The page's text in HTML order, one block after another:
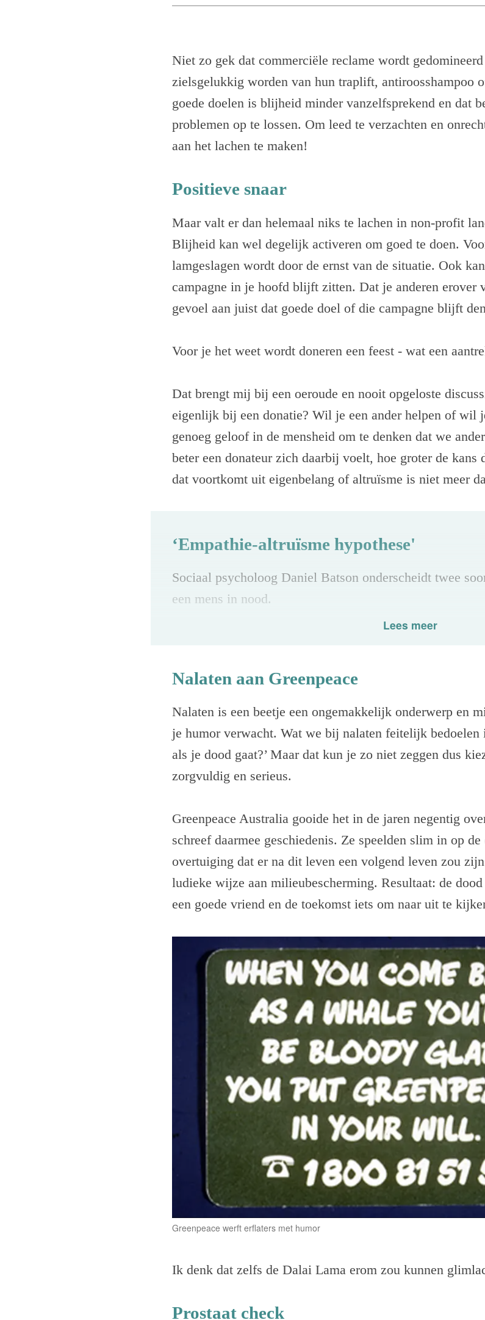
Niet zo gek dat commerciële reclame wordt
zielsgelukkig worden van hun traplift, antiroosshampoo
goede doelen is blijheid minder vanzelfsprekend en dat
problemen op te lossen. Om leed te verzachten en
aan het lachen te maken!
Positieve snaar
Maar valt er dan helemaal niks te lachen in non-profit
Blijheid kan wel degelijk activeren om goed te doen.
lamgeslagen wordt door de ernst van de situatie. Ook
campagne in je hoofd blijft zitten. Dat je anderen erover
gevoel aan juist dat goede doel of die campagne blijft
Voor je het weet wordt doneren een feest - wat een
Dat brengt mij bij een oeroude en nooit opgeloste
eigenlijk bij een donatie? Wil je een ander helpen of wil
genoeg geloof in de mensheid om te denken dat we
beter een donateur zich daarbij voelt, hoe groter de
dat voortkomt uit eigenbelang of altruïsme is niet meer
‘Empathie-altruïsme hypothese'
Sociaal psycholoog Daniel Batson onderscheidt twee
een mens in nood.
Je voelt je rot. Je doneert dan om je beter te voelen en
onderzoek van psycholoog Rick Snyder toont aan dat
motief vaak een langduriger karakter heeft.
Lees meer
Nalaten aan Greenpeace
Nalaten is een beetje een ongemakkelijk onderwerp en
je humor verwacht. Wat we bij nalaten feitelijk bedoelen
als je dood gaat?’ Maar dat kun je zo niet zeggen dus
zorgvuldig en serieus.
Greenpeace Australia gooide het in de jaren negentig
schreef daarmee geschiedenis. Ze speelden slim in op
overtuiging dat er na dit leven een volgend leven zou
ludieke wijze aan milieubescherming. Resultaat: de
een goede vriend en de toekomst iets om naar uit te
Greenpeace werft erflaters met humor
Ik denk dat zelfs de Dalai Lama erom zou kunnen
Prostaat check